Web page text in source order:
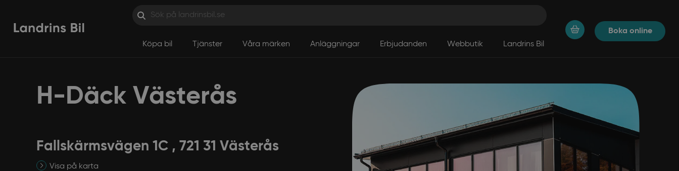
Köpa bil Tjänster Våra märken Anläggningar Erbjudanden Webbutik Landrins Bil
Boka online
H-Däck Västerås
Fallskärmsvägen 1C , 721 31 Västerås
Visa på karta